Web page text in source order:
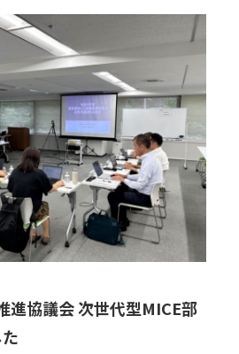
進協議会 次世代型MICE部